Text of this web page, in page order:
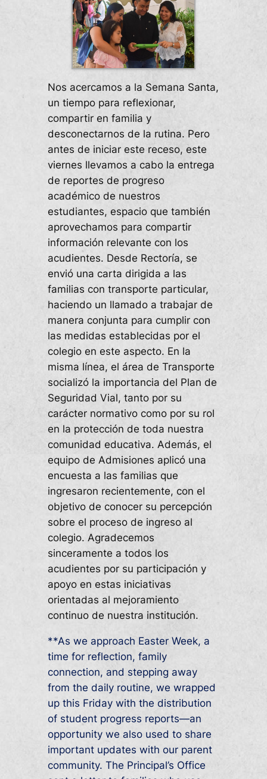
Nos acercamos a la Semana Santa,
un tiempo para reflexionar,
compartir en familia y
desconectarnos de la rutina. Pero
antes de iniciar este receso, este
viernes llevamos a cabo la entrega
de reportes de progreso
académico de nuestros
estudiantes, espacio que también
aprovechamos para compartir
información relevante con los
acudientes. Desde Rectoría, se
envió una carta dirigida a las
familias con transporte particular,
haciendo un llamado a trabajar de
manera conjunta para cumplir con
las medidas establecidas por el
colegio en este aspecto. En la
misma línea, el área de Transporte
socializó la importancia del Plan de
Seguridad Vial, tanto por su
carácter normativo como por su rol
en la protección de toda nuestra
comunidad educativa. Además, el
equipo de Admisiones aplicó una
encuesta a las familias que
ingresaron recientemente, con el
objetivo de conocer su percepción
sobre el proceso de ingreso al
colegio. Agradecemos
sinceramente a todos los
acudientes por su participación y
apoyo en estas iniciativas
orientadas al mejoramiento
continuo de nuestra institución.
**As we approach Easter Week, a
time for reflection, family
connection, and stepping away
from the daily routine, we wrapped
up this Friday with the distribution
of student progress reports—an
opportunity we also used to share
important updates with our parent
community. The Principal’s Office